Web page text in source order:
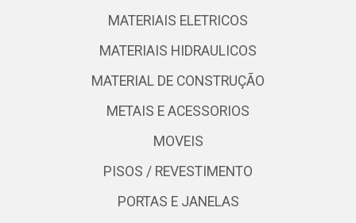
MATERIAIS ELETRICOS
MATERIAIS HIDRAULICOS
MATERIAL DE CONSTRUÇÃO
METAIS E ACESSORIOS
MOVEIS
PISOS / REVESTIMENTO
PORTAS E JANELAS